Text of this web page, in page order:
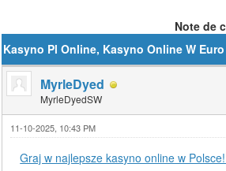
Note de
Kasyno Pl Online, Kasyno Online W Euro
MyrleDyed
MyrleDyedSW
11-10-2025, 10:43 PM
Graj w najlepsze kasyno online w